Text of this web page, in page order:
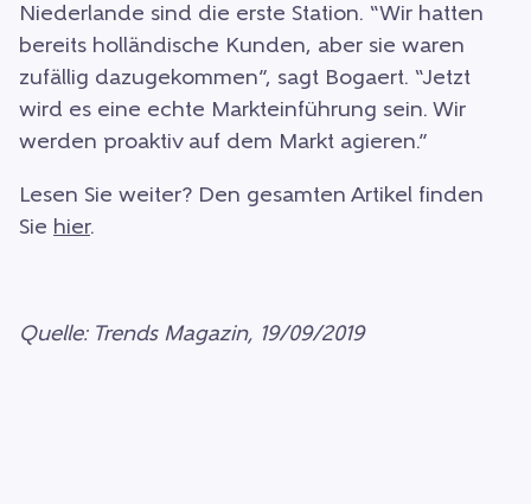
Niederlande sind die erste Station. “Wir hatten
bereits holländische Kunden, aber sie waren
zufällig dazugekommen”, sagt Bogaert. “Jetzt
wird es eine echte Markteinführung sein. Wir
werden proaktiv auf dem Markt agieren.”
Lesen Sie weiter? Den gesamten Artikel finden
Sie hier.
Quelle: Trends Magazin, 19/09/2019